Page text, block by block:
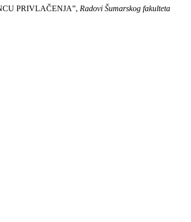
PRIVLAČENJA”, Radovi Šumarskog fakulteta